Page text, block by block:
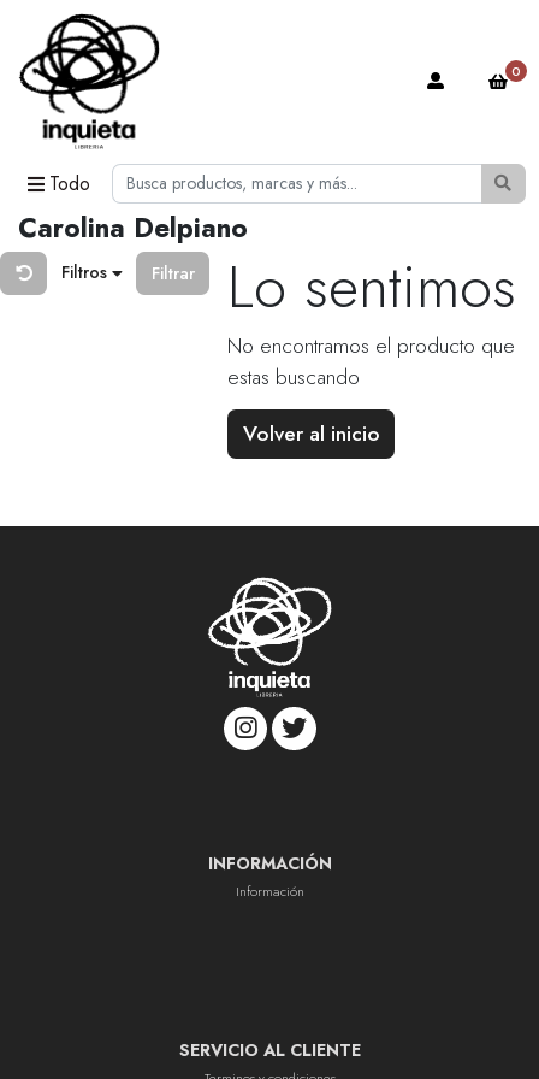
Todo
0
Carolina Delpiano
Filtros Filtrar Lo sentimos
No encontramos el producto que
estas buscando
Volver al inicio
INFORMACIÓN
Información
SERVICIO AL CLIENTE